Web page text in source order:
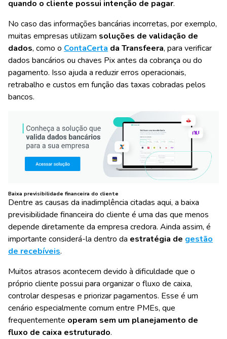
quando o cliente possui intenção de pagar.
No caso das informações bancárias incorretas, por exemplo,
muitas empresas utilizam soluções de validação de
dados, como o ContaCerta da Transfeera, para verificar
dados bancários ou chaves Pix antes da cobrança ou do
pagamento. Isso ajuda a reduzir erros operacionais,
retrabalho e custos em função das taxas cobradas pelos
bancos.
Baixa previsibilidade financeira do cliente
Dentre as causas da inadimplência citadas aqui, a baixa
previsibilidade financeira do cliente é uma das que menos
depende diretamente da empresa credora. Ainda assim, é
importante considerá-la dentro da estratégia de gestão
de recebíveis.
Muitos atrasos acontecem devido à dificuldade que o
próprio cliente possui para organizar o fluxo de caixa,
controlar despesas e priorizar pagamentos. Esse é um
cenário especialmente comum entre PMEs, que
frequentemente operam sem um planejamento de
fluxo de caixa estruturado.